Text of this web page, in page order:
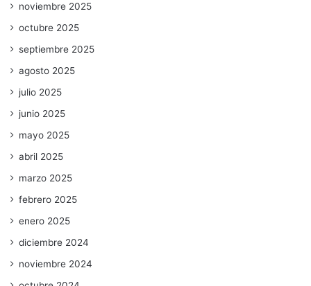
noviembre 2025
octubre 2025
septiembre 2025
agosto 2025
julio 2025
junio 2025
mayo 2025
abril 2025
marzo 2025
febrero 2025
enero 2025
diciembre 2024
noviembre 2024